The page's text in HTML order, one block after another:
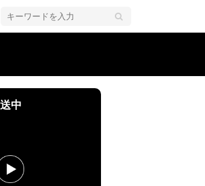
」など応援の声多数
中